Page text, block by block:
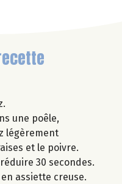
une poêle,
légèrement
et le poivre.
30 secondes.
assiette creuse.